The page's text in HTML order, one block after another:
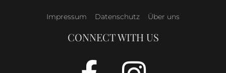
Impressum Datenschutz Über uns
CONNECT WITH US